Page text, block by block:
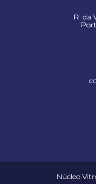
R. da
Núcleo